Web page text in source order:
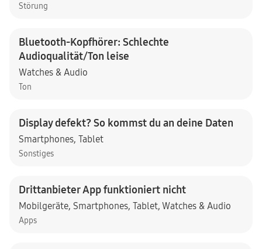
Störung
Bluetooth-Kopfhörer: Schlechte
Audioqualität/Ton leise
Watches & Audio
Ton
Display defekt? So kommst du an deine Daten
Smartphones, Tablet
Sonstiges
Drittanbieter App funktioniert nicht
Mobilgeräte, Smartphones, Tablet, Watches & Audio
Apps